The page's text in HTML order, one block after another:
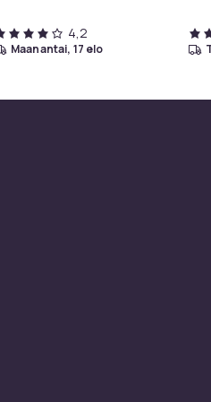
4,2
maanantai, 17 elo